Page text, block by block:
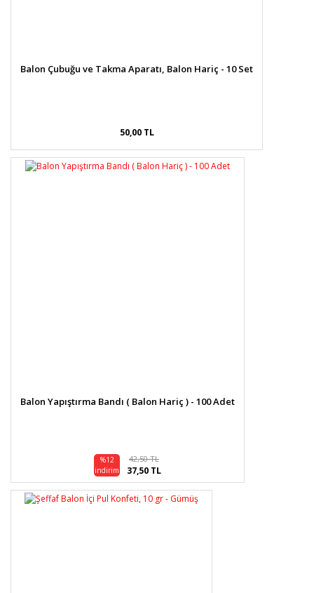
Balon Çubuğu ve Takma Aparatı, Balon Hariç - 10 Set
50,00 TL
Balon Yapıştırma Bandı ( Balon Hariç ) - 100 Adet
%12
indirim
42,50 TL
37,50 TL